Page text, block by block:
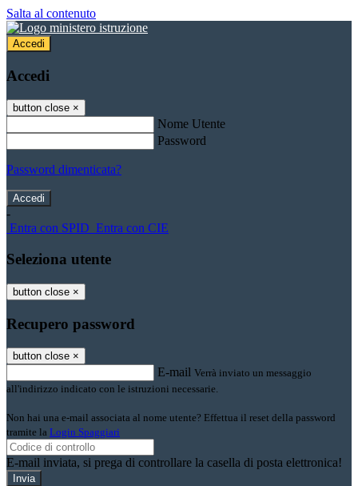
Salta al contenuto
Accedi
Accedi
button close ×
Nome Utente
Password
Password dimenticata?
-
Entra con SPID Entra con CIE
Seleziona utente
button close ×
Recupero password
button close ×
E-mail Verrà inviato un messaggio
all'indirizzo indicato con le istruzioni necessarie.
Non hai una e-mail associata al nome utente? Effettua il reset della password
tramite la Login Spaggiari
E-mail inviata, si prega di controllare la casella di posta elettronica!